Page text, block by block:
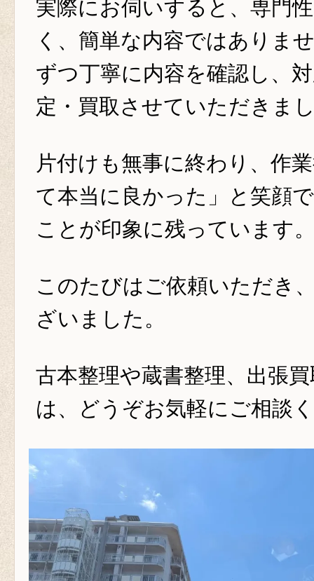
実際にお伺いすると、専門
く、簡単な内容ではありま
ずつ丁寧に内容を確認し、
定・買取させていただきま
片付けも無事に終わり、作
て本当に良かった」と笑顔
ことが印象に残っています
このたびはご依頼いただき
ざいました。
古本整理や蔵書整理、出張
は、どうぞお気軽にご相談